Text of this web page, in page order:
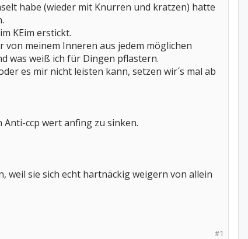
habe (wieder mit Knurren und kratzen) hatte
KEim erstickt.
meinem Inneren aus jedem möglichen
was weiß ich für Dingen pflastern.
es mir nicht leisten kann, setzen wir´s mal ab
ccp wert anfing zu sinken.
weil sie sich echt hartnäckig weigern von allein
#1